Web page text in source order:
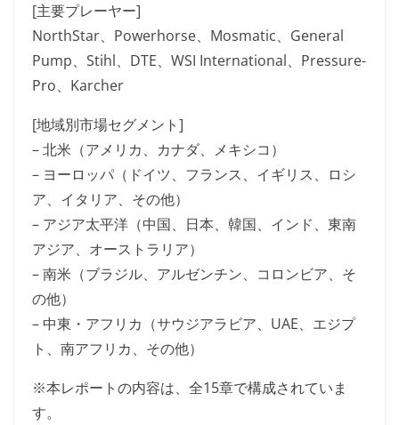
[主要プレーヤー]
NorthStar、Powerhorse、Mosmatic、General
Pump、Stihl、DTE、WSI International、Pressure-
Pro、Karcher
[地域別市場セグメント]
– 北米（アメリカ、カナダ、メキシコ）
– ヨーロッパ（ドイツ、フランス、イギリス、ロシ
ア、イタリア、その他）
– アジア太平洋（中国、日本、韓国、インド、東南
アジア、オーストラリア）
– 南米（ブラジル、アルゼンチン、コロンビア、そ
の他）
– 中東・アフリカ（サウジアラビア、UAE、エジプ
ト、南アフリカ、その他）
※本レポートの内容は、全15章で構成されていま
す。